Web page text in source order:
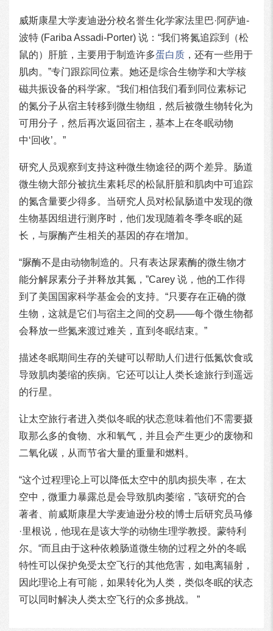
威斯康星大学麦迪逊分校名誉生化学家法里巴·阿萨迪-
波特 (Fariba Assadi-Porter) 说：“我们将氮追踪到（松
鼠的）肝脏，主要用于制造许多蛋白质 ，还有一些用于
肌肉。”专门跟踪同位素。她还是综合生物学和大学核
磁共振设备的科学家。“我们相信我们看到同位素标记
的氮分子从宿主转移到微生物组，然后被微生物转化为
可用分子，然后再次返回宿主，基本上在冬眠动物
中‘回收’。”
研究人员观察到支持这种微生物途径的两个差异。肠道
微生物大部分被抗生素耗尽的松鼠肝脏和肌肉中可追踪
的氮含量要少得多。当研究人员对松鼠肠道中发现的微
生物基因组进行测序时，他们发现随着冬季冬眠的延
长，与脲酶产生相关的基因的存在增加。
“脲酶不是由动物制造的。只有表达尿素酶的微生物才
能分解尿素分子并释放其氮，”Carey 说，他的工作得
到了美国国家科学基金会的支持。“只要存在正确的微
生物，这就是它们与宿主之间的交易——每个微生物都
会释放一些氮来渡过难关，直到冬眠结束。”
描述冬眠期间生存的关键可以帮助人们进行低氮饮食或
导致肌肉萎缩的疾病。它还可以让人类长途旅行到遥远
的行星。
让太空旅行者进入类似冬眠的状态意味着他们不需要摄
取那么多的食物、水和氧气，并且会产生更少的废物和
二氧化碳，从而节省大量的重量和燃料。
“这个过程理论上可以降低太空中的肌肉损失率，在太
空中，微重力暴露总是会导致肌肉萎缩，”该研究的合
著者、前威斯康星大学麦迪逊分校的博士后研究员马修
·里根说，他现在是该大学的动物生理学教授。蒙特利
尔。“而且由于这种依赖肠道微生物的过程之外的冬眠
特性可以保护免受太空飞行的其他危害，如电离辐射，
因此理论上有可能，如果转化为人类，类似冬眠的状态
可以同时解决人类太空飞行的众多挑战。 ”